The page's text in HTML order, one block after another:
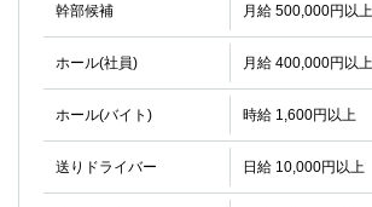
幹部候補 月給 500,000円以上
ホール(社員) 月給 400,000円以上
ホール(バイト) 時給 1,600円以上
送りドライバー 日給 10,000円以上
千葉県
船橋
津田沼
成田
千葉
柏（西口）
木更津